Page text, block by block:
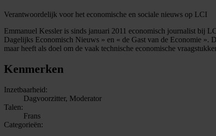
Verantwoordelijk voor het economische en sociale nieuws op LCI
Emmanuel Kessler is sinds januari 2011 economisch journalist bij
Dagelijks Economisch Nieuws » en « de Gast van de Economie ».
maar heeft als doel om de vaak technische economische
Kenmerken
Inzetbaarheid:
Dagvoorzitter, Moderator
Talen:
Frans
Categorieën: